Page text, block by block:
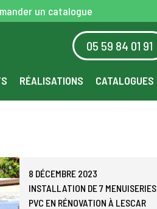
un catalogue
05 59 84 01 91
RÉALISATIONS CATALOGUES
8 DÉCEMBRE 2023
INSTALLATION DE 7 MENUISERIES
PVC EN RÉNOVATION À LESCAR